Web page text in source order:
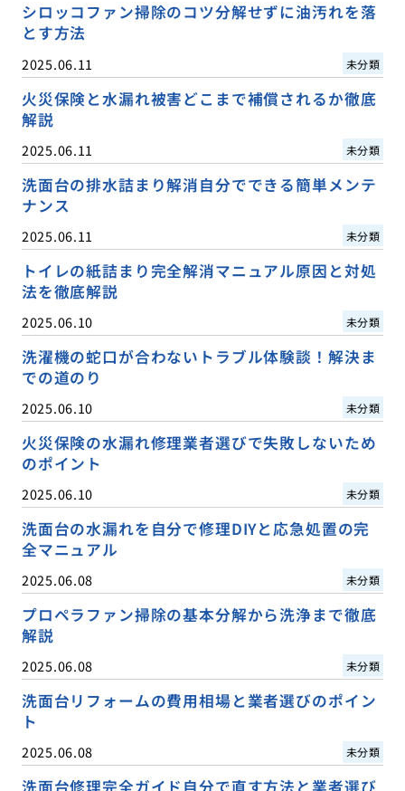
シロッコファン掃除のコツ分解せずに油汚れを落
とす方法
2025.06.11 未分類
火災保険と水漏れ被害どこまで補償されるか徹底
解説
2025.06.11 未分類
洗面台の排水詰まり解消自分でできる簡単メンテ
ナンス
2025.06.11 未分類
トイレの紙詰まり完全解消マニュアル原因と対処
法を徹底解説
2025.06.10 未分類
洗濯機の蛇口が合わないトラブル体験談！解決ま
での道のり
2025.06.10 未分類
火災保険の水漏れ修理業者選びで失敗しないため
のポイント
2025.06.10 未分類
洗面台の水漏れを自分で修理DIYと応急処置の完
全マニュアル
2025.06.08 未分類
プロペラファン掃除の基本分解から洗浄まで徹底
解説
2025.06.08 未分類
洗面台リフォームの費用相場と業者選びのポイン
ト
2025.06.08 未分類
洗面台修理完全ガイド自分で直す方法と業者選び